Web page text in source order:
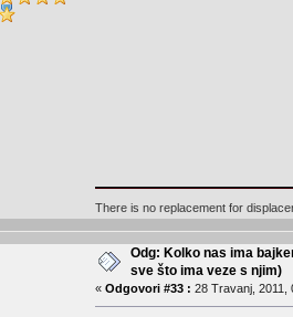
There is no replacement for
Odg: Kolko nas ima
sve što ima veze s njim)
« Odgovori #33 : 28 Travanj, 2011,